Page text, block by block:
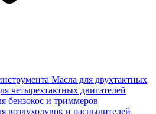
Масла для двухтактных
четырехтактных двигателей
бензокос и триммеров
воздуходувок и распылителей